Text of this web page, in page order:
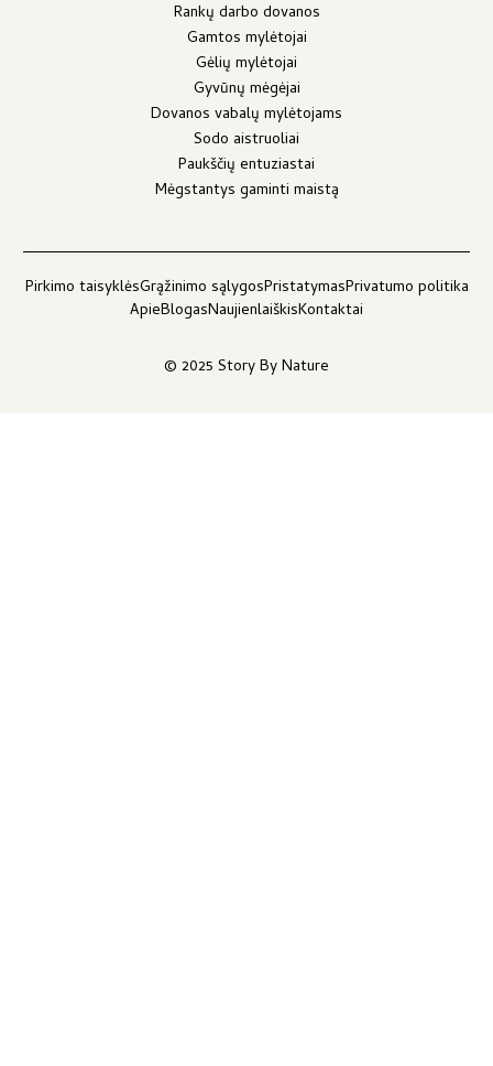
Rankų darbo dovanos
Gamtos mylėtojai
Gėlių mylėtojai
Gyvūnų mėgėjai
Dovanos vabalų mylėtojams
Sodo aistruoliai
Paukščių entuziastai
Mėgstantys gaminti maistą
© 2025 Story By Nature
Pirkimo taisyklėsGrąžinimo sąlygosPristatymasPrivatumo politika
ApieBlogasNaujienlaiškisKontaktai